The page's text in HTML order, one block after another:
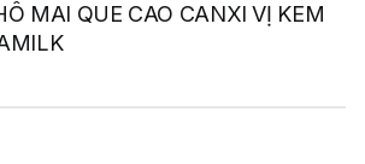
MAI QUE CAO CANXI VỊ KEM